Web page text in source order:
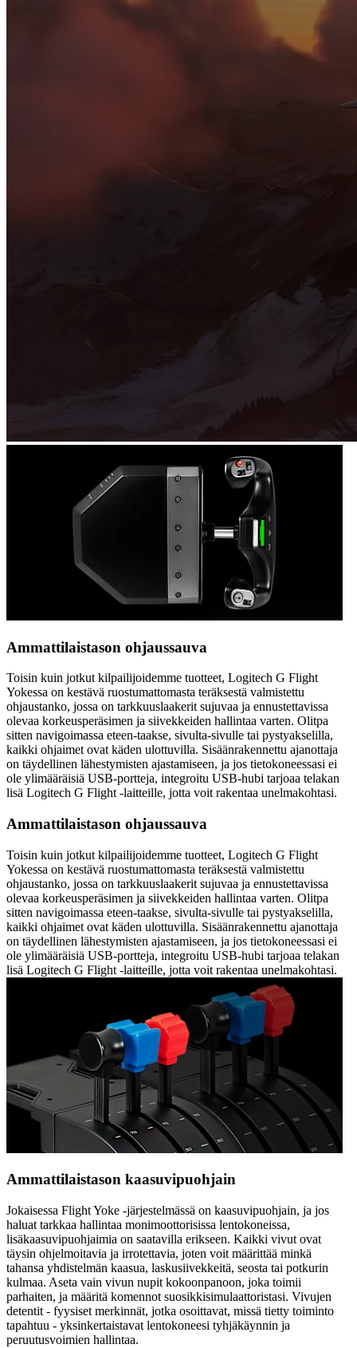
Ammattilaistason ohjaussauva
Toisin kuin jotkut kilpailijoidemme tuotteet, Logitech G Flight
Yokessa on kestävä ruostumattomasta teräksestä valmistettu
ohjaustanko, jossa on tarkkuuslaakerit sujuvaa ja ennustettavissa
olevaa korkeusperäsimen ja siivekkeiden hallintaa varten. Olitpa
sitten navigoimassa eteen-taakse, sivulta-sivulle tai pystyakselilla,
kaikki ohjaimet ovat käden ulottuvilla. Sisäänrakennettu ajanottaja
on täydellinen lähestymisten ajastamiseen, ja jos tietokoneessasi ei
ole ylimääräisiä USB-portteja, integroitu USB-hubi tarjoaa telakan
lisä Logitech G Flight -laitteille, jotta voit rakentaa unelmakohtasi.
Ammattilaistason ohjaussauva
Toisin kuin jotkut kilpailijoidemme tuotteet, Logitech G Flight
Yokessa on kestävä ruostumattomasta teräksestä valmistettu
ohjaustanko, jossa on tarkkuuslaakerit sujuvaa ja ennustettavissa
olevaa korkeusperäsimen ja siivekkeiden hallintaa varten. Olitpa
sitten navigoimassa eteen-taakse, sivulta-sivulle tai pystyakselilla,
kaikki ohjaimet ovat käden ulottuvilla. Sisäänrakennettu ajanottaja
on täydellinen lähestymisten ajastamiseen, ja jos tietokoneessasi ei
ole ylimääräisiä USB-portteja, integroitu USB-hubi tarjoaa telakan
lisä Logitech G Flight -laitteille, jotta voit rakentaa unelmakohtasi.
Ammattilaistason kaasuvipuohjain
Jokaisessa Flight Yoke -järjestelmässä on kaasuvipuohjain, ja jos
haluat tarkkaa hallintaa monimoottorisissa lentokoneissa,
lisäkaasuvipuohjaimia on saatavilla erikseen. Kaikki vivut ovat
täysin ohjelmoitavia ja irrotettavia, joten voit määrittää minkä
tahansa yhdistelmän kaasua, laskusiivekkeitä, seosta tai potkurin
kulmaa. Aseta vain vivun nupit kokoonpanoon, joka toimii
parhaiten, ja määritä komennot suosikkisimulaattoristasi. Vivujen
detentit - fyysiset merkinnät, jotka osoittavat, missä tietty toiminto
tapahtuu - yksinkertaistavat lentokoneesi tyhjäkäynnin ja
peruutusvoimien hallintaa.